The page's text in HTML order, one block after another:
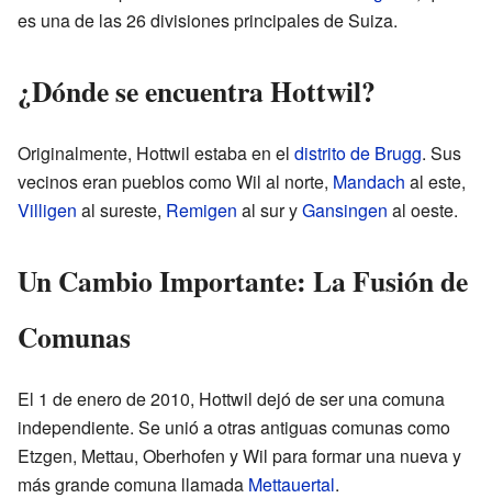
es una de las 26 divisiones principales de Suiza.
¿Dónde se encuentra Hottwil?
Originalmente, Hottwil estaba en el distrito de Brugg. Sus
vecinos eran pueblos como Wil al norte, Mandach al este,
Villigen al sureste, Remigen al sur yGansingen al oeste.
Un Cambio Importante: La Fusión de
Comunas
El 1 de enero de 2010, Hottwil dejó de ser una comuna
independiente. Se unió a otras antiguas comunas como
Etzgen, Mettau, Oberhofen y Wil para formar una nueva y
más grande comuna llamada Mettauertal.